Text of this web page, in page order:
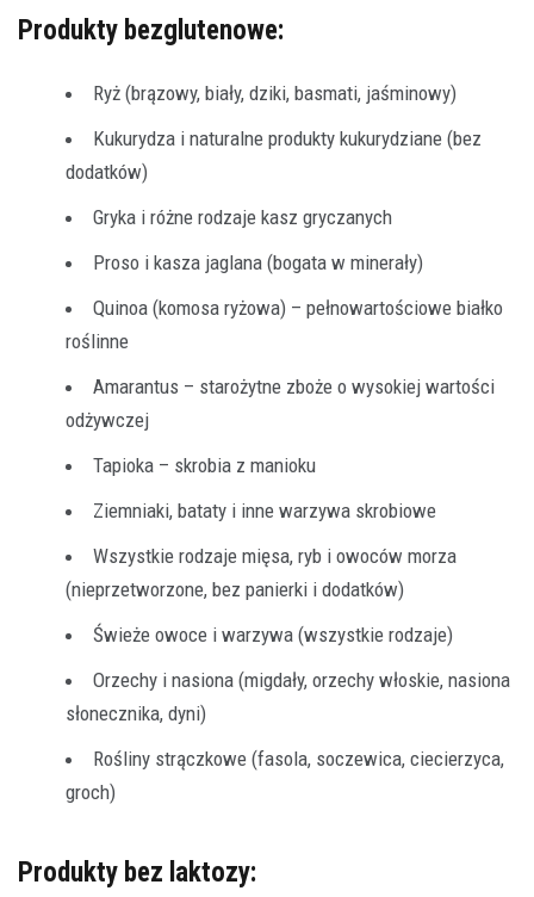
Produkty bezglutenowe:
Ryż (brązowy, biały, dziki, basmati, jaśminowy)
Kukurydza i naturalne produkty kukurydziane (bez
dodatków)
Gryka i różne rodzaje kasz gryczanych
Proso i kasza jaglana (bogata w minerały)
Quinoa (komosa ryżowa) – pełnowartościowe białko
roślinne
Amarantus – starożytne zboże o wysokiej wartości
odżywczej
Tapioka – skrobia z manioku
Ziemniaki, bataty i inne warzywa skrobiowe
Wszystkie rodzaje mięsa, ryb i owoców morza
(nieprzetworzone, bez panierki i dodatków)
Świeże owoce i warzywa (wszystkie rodzaje)
Orzechy i nasiona (migdały, orzechy włoskie, nasiona
słonecznika, dyni)
Rośliny strączkowe (fasola, soczewica, ciecierzyca,
groch)
Produkty bez laktozy: